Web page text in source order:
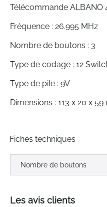
Télécommande ALBANO
Fréquence : 26.995 MHz
Nombre de boutons : 3
Type de codage : 12
Type de pile : 9V
Dimensions : 113 x 20 x 59
Fiches techniques
Nombre de boutons
Les avis clients